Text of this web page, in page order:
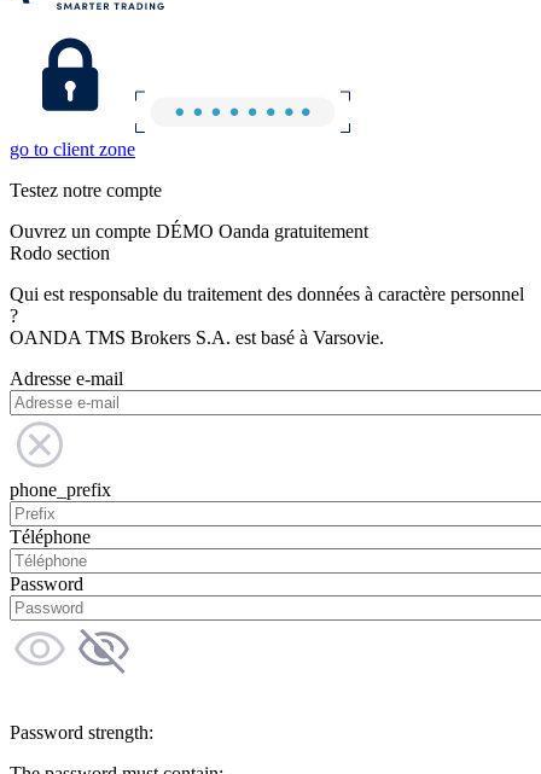
go to client zone
Testez notre compte
Ouvrez un compte DÉMO Oanda gratuitement
Rodo section
Qui est responsable du traitement des données à caractère personnel
?
OANDA TMS Brokers S.A. est basé à Varsovie.
Adresse e-mail
phone_prefix
Téléphone
Password
Password strength: